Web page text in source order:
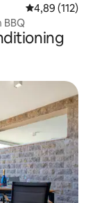
Gemiddelde
4,89 (112)
BBQ